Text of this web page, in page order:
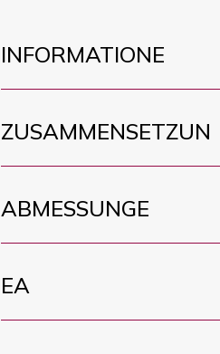
INFORMATIONE
ZUSAMMENSETZUN
ABMESSUNGE
EA